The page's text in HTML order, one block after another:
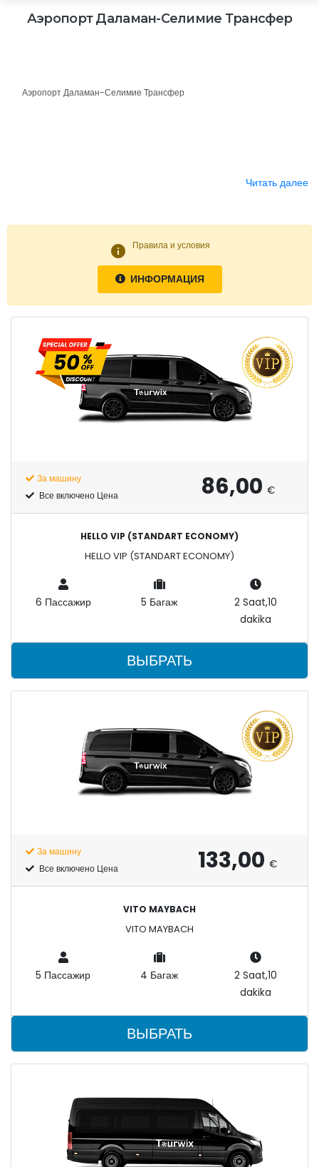
Аэропорт Даламан-Селимие Трансфер
Аэропорт Даламан-Селимие Трансфер
Читать далее
info Правила и условия
ИНФОРМАЦИЯ
За машину
Все включено Цена
86,00 €
HELLO VIP (STANDART ECONOMY)
HELLO VIP (STANDART ECONOMY)
6 Пассажир 5 Багаж
2 Saat,10
dakika
ВЫБРАТЬ
За машину
Все включено Цена
133,00 €
VITO MAYBACH
VITO MAYBACH
5 Пассажир 4 Багаж
2 Saat,10
dakika
ВЫБРАТЬ